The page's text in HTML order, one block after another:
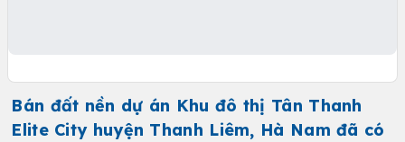
Bán đất nền dự án Khu đô thị Tân Thanh
Elite City huyện Thanh Liêm, Hà Nam đã có